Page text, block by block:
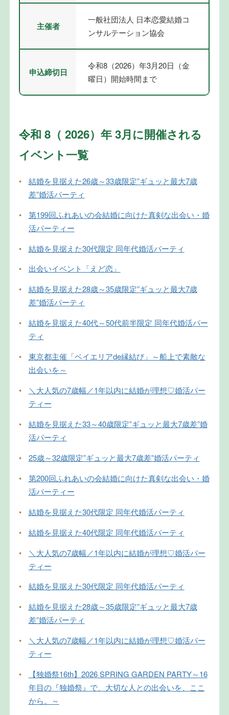
主催者
一般社団法人 日本恋愛結婚コ
ンサルテーション協会
申込締切日
令和8（2026）年3月20日（金
曜日）開始時間まで
令和 8（ 2026）年 3月に開催される
イベント一覧
•
結婚を見据えた26歳～33歳限定”ギュッと最大7歳
差”婚活パーティ
•
第199回ふれあいの会結婚に向けた真剣な出会い・婚
活パーティー
•
結婚を見据えた30代限定 同年代婚活パーティ
•
出会いイベント「えど恋」
•
結婚を見据えた28歳～35歳限定”ギュッと最大7歳
差”婚活パーティ
•
結婚を見据えた40代～50代前半限定 同年代婚活パー
ティ
•
東京都主催「ベイエリアde縁結び」～船上で素敵な
出会いを～
•
＼大人気の7歳幅／1年以内に結婚が理想♡婚活パー
ティー
•
結婚を見据えた33～40歳限定”ギュッと最大7歳差”婚
活パーティ
•
25歳～32歳限定”ギュッと最大7歳差”婚活パーティ
•
第200回ふれあいの会結婚に向けた真剣な出会い・婚
活パーティー
•
結婚を見据えた30代限定 同年代婚活パーティ
•
結婚を見据えた40代限定 同年代婚活パーティ
•
＼大人気の7歳幅／1年以内に結婚が理想♡婚活パー
ティー
•
結婚を見据えた30代限定 同年代婚活パーティ
•
結婚を見据えた28歳～35歳限定”ギュッと最大7歳
差”婚活パーティ
•
＼大人気の7歳幅／1年以内に結婚が理想♡婚活パー
ティー
•
【独婚祭16th】2026 SPRING GARDEN PARTY～16
年目の『独婚祭』で、大切な人との出会いを、ここ
から。～